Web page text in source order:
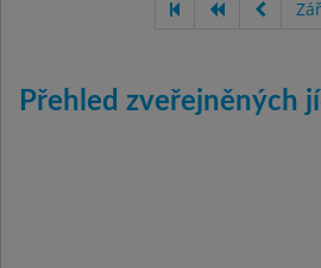
Přehled zveřejněných